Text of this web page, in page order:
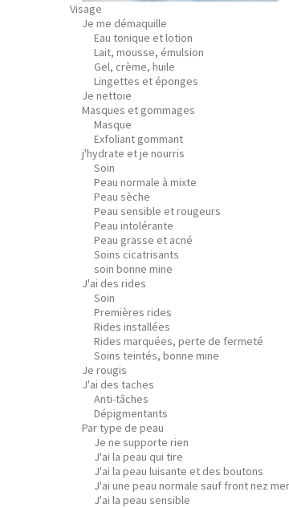
Visage
Je me démaquille
Eau tonique et lotion
Lait, mousse, émulsion
Gel, crème, huile
Lingettes et éponges
Je nettoie
Masques et gommages
Masque
Exfoliant gommant
j'hydrate et je nourris
Soin
Peau normale à mixte
Peau sèche
Peau sensible et rougeurs
Peau intolérante
Peau grasse et acné
Soins cicatrisants
soin bonne mine
J'ai des rides
Soin
Premières rides
Rides installées
Rides marquées, perte de fermeté
Soins teintés, bonne mine
Je rougis
J'ai des taches
Anti-tâches
Dépigmentants
Par type de peau
Je ne supporte rien
J'ai la peau qui tire
J'ai la peau luisante et des boutons
J'ai une peau normale sauf front nez
J'ai la peau sensible